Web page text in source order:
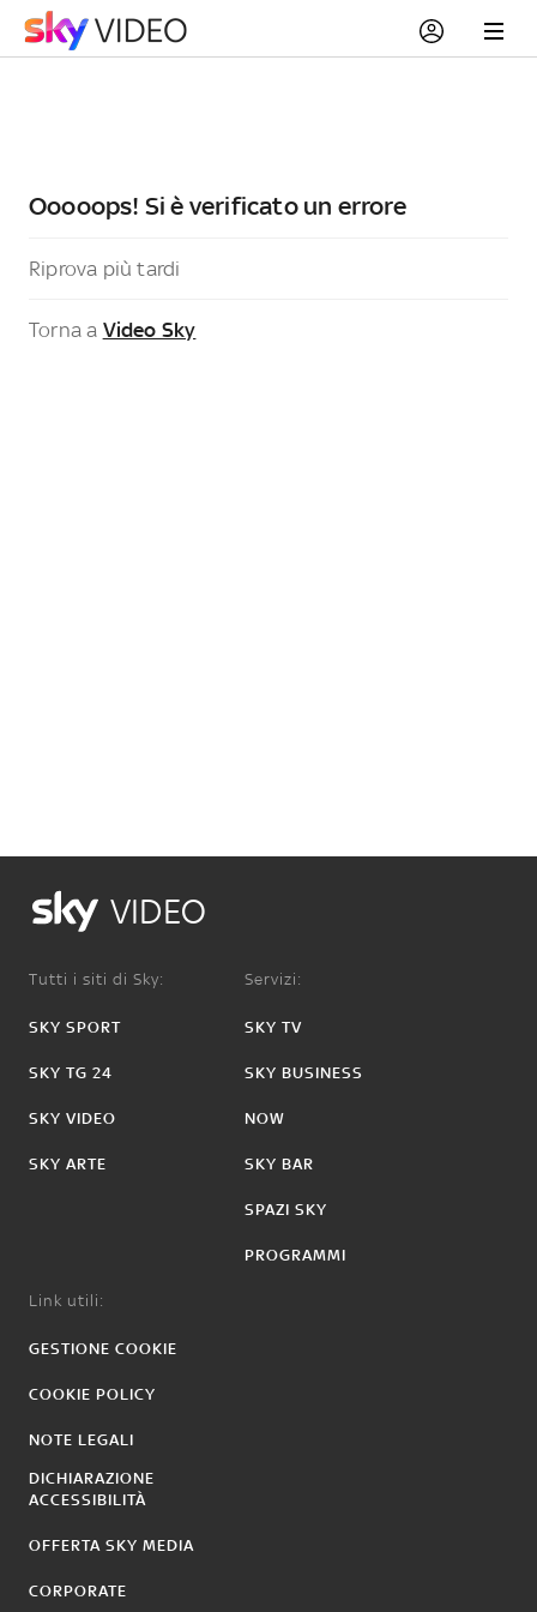
Ooooops! Si è verificato un errore
Riprova più tardi
Torna a Video Sky
VIDEO
Tutti i siti di Sky:
SKY SPORT
SKY TG 24
SKY VIDEO
SKY ARTE
Servizi:
SKY TV
SKY BUSINESS
NOW
SKY BAR
SPAZI SKY
PROGRAMMI
Link utili:
GESTIONE COOKIE
COOKIE POLICY
NOTE LEGALI
DICHIARAZIONE
ACCESSIBILITÀ
OFFERTA SKY MEDIA
CORPORATE